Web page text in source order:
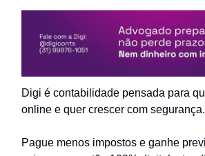
Digi é contabilidade pensada para
online e quer crescer com segurança.
Pague menos impostos e ganhe